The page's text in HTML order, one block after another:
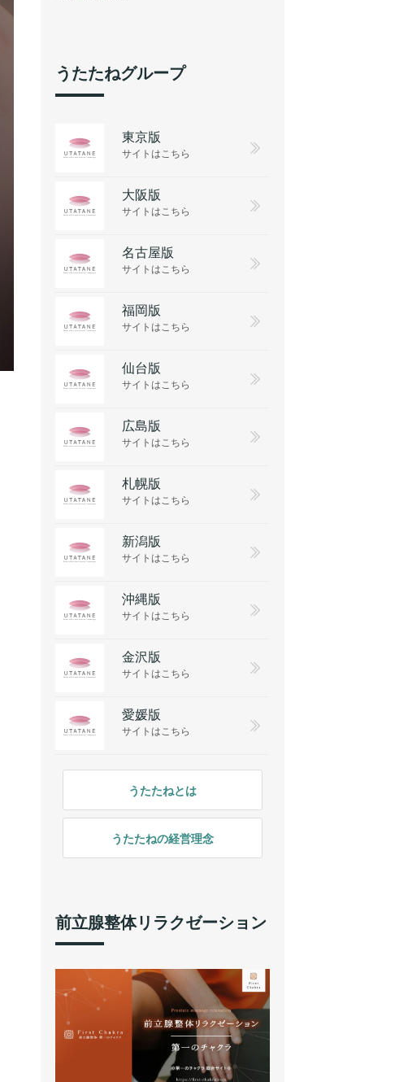
うたたねグループ
東京版
サイトはこちら
大阪版
サイトはこちら
名古屋版
サイトはこちら
福岡版
サイトはこちら
仙台版
サイトはこちら
広島版
サイトはこちら
札幌版
サイトはこちら
新潟版
サイトはこちら
沖縄版
サイトはこちら
金沢版
サイトはこちら
愛媛版
サイトはこちら
うたたねとは
うたたねの経営理念
前立腺整体リラクゼーション